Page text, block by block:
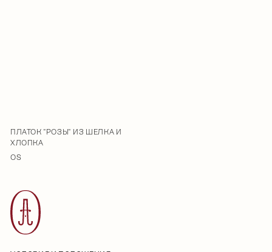
ПЛАТОК "РОЗЫ" ИЗ ШЕЛКА И
ХЛОПКА
OS